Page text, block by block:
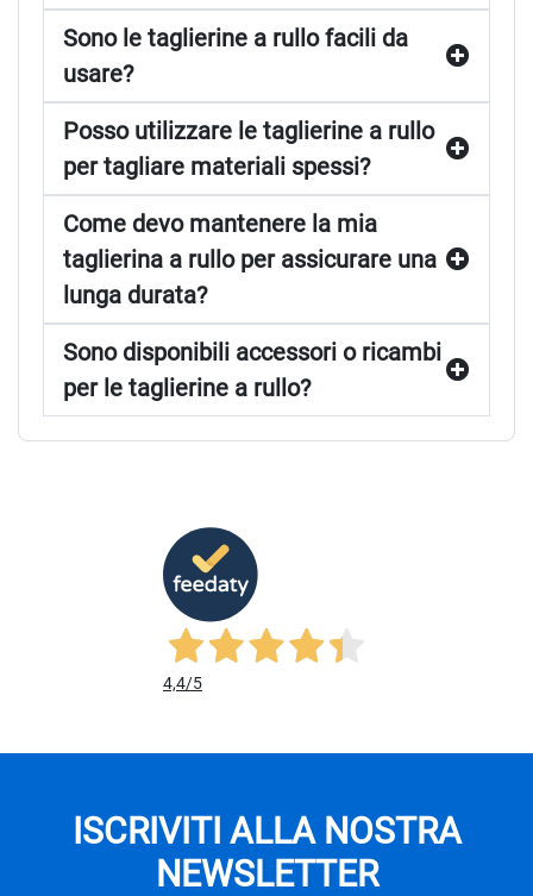
Sono le taglierine a rullo facili da
usare?
Posso utilizzare le taglierine a rullo
per tagliare materiali spessi?
Come devo mantenere la mia
taglierina a rullo per assicurare una
lunga durata?
Sono disponibili accessori o ricambi
per le taglierine a rullo?
4,4/5
ISCRIVITI ALLA NOSTRA
NEWSLETTER